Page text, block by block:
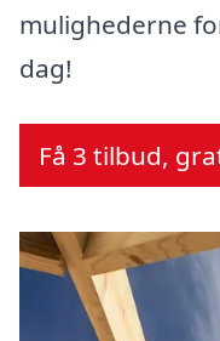
mulighederne
dag!
Få 3 tilbud,